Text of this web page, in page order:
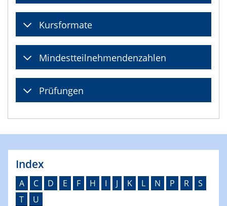
Kursformate
Mindestteilnehmendenzahlen
Prüfungen
Index
A C D E F H I J K L N P R
S
T
U